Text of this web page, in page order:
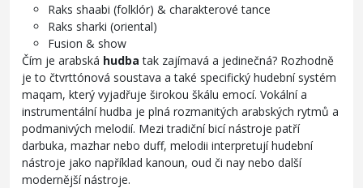
Raks shaabi (folklór) & charakterové tance
Raks sharki (oriental)
Fusion & show
Čím je arabská hudba tak zajímavá a jedinečná? Rozhodně
je to čtvrttónová soustava a také specifický hudební systém
maqam, který vyjadřuje širokou škálu emocí. Vokální a
instrumentální hudba je plná rozmanitých arabských rytmů a
podmanivých melodií. Mezi tradiční bicí nástroje patří
darbuka, mazhar nebo duff, melodii interpretují hudební
nástroje jako například kanoun, oud či nay nebo další
modernější nástroje.